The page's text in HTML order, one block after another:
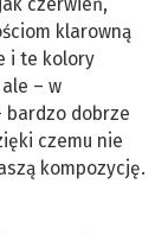
klarowną
i te kolory
– w
bardzo dobrze
czemu nie
kompozycję.